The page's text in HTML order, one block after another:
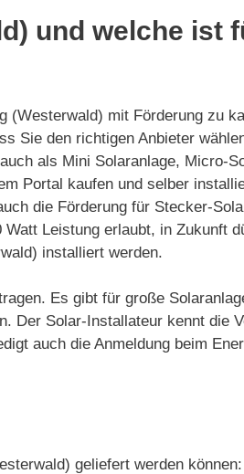
und welche ist
(Westerwald) mit Förderung zu
Sie den richtigen Anbieter
als Mini Solaranlage, Micro-
Portal kaufen und selber
die Förderung für Stecker-
Leistung erlaubt, in Zukunft
installiert werden.
Es gibt für große
Der Solar-Installateur kennt die
auch die Anmeldung beim
geliefert werden können: